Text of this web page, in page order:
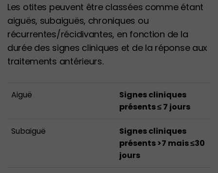
Les otites peuvent être classées comme étant
aiguës, subaiguës, chroniques ou
récurrentes/récidivantes, en fonction de la
durée des signes cliniques et de la réponse aux
traitements antérieurs.
Aiguë
Signes cliniques
présents ≤ 7 jours
Subaiguë
Signes cliniques
présents >7 mais ≤30
jours